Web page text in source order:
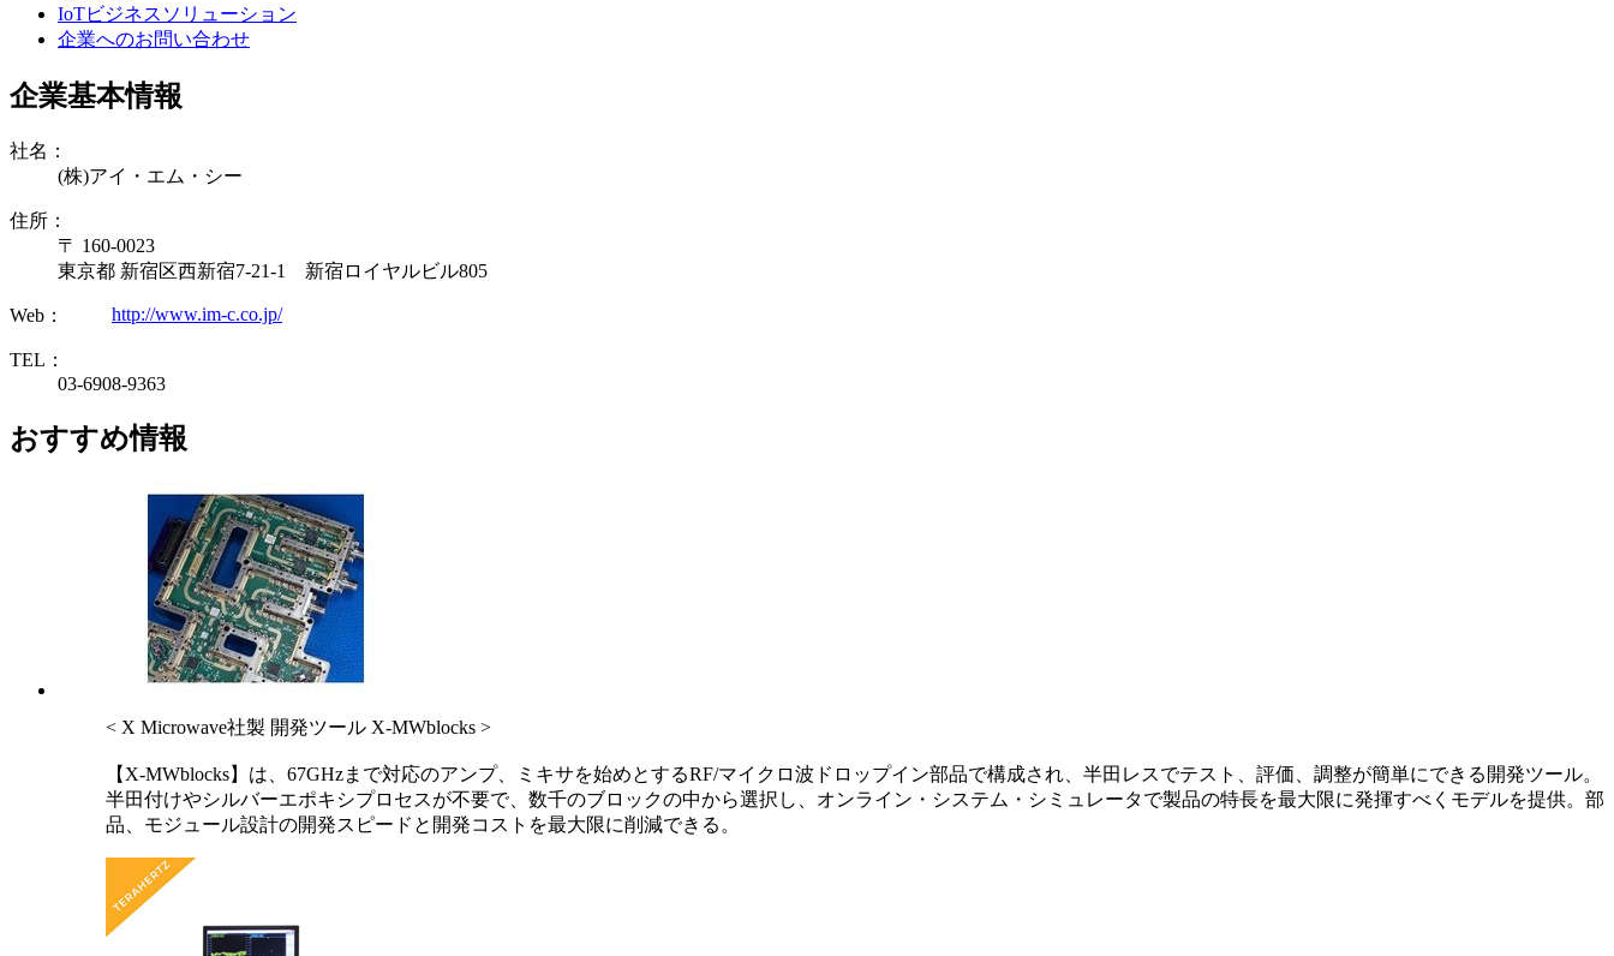
IoTビジネスソリューション
企業へのお問い合わせ
企業基本情報
社名：
(株)アイ・エム・シー
住所：
〒 160-0023
東京都 新宿区西新宿7-21-1 新宿ロイヤルビル805
Web： http://www.im-c.co.jp/
TEL：
03-6908-9363
おすすめ情報
< X Microwave社製 開発ツール X-MWblocks >
【X-MWblocks】は、67GHzまで対応のアンプ、ミキサを始めとするRF/マイクロ波ドロップイン部品で構成され、半田レスでテスト、評価、調整が簡単にできる開発ツール。
半田付けやシルバーエポキシプロセスが不要で、数千のブロックの中から選択し、オンライン・システム・シミュレータで製品の特長を最大限に発揮すべくモデルを提供。部
品、モジュール設計の開発スピードと開発コストを最大限に削減できる。